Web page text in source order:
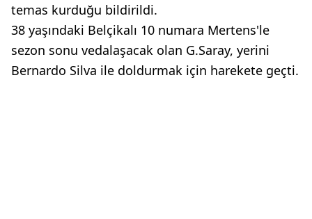
temas kurduğu bildirildi.
38 yaşındaki Belçikalı 10 numara Mertens'le
sezon sonu vedalaşacak olan G.Saray, yerini
Bernardo Silva ile doldurmak için harekete geçti.